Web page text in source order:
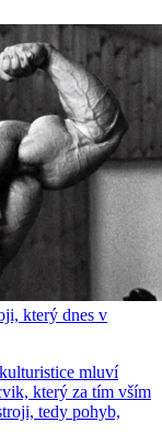
který dnes v
mluví
který za tím vším
tedy pohyb,